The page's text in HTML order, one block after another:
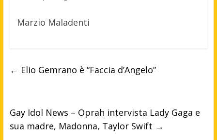
Marzio Maladenti
← Elio Gemrano è “Faccia d’Angelo”
Gay Idol News – Oprah intervista Lady Gaga e
sua madre, Madonna, Taylor Swift →